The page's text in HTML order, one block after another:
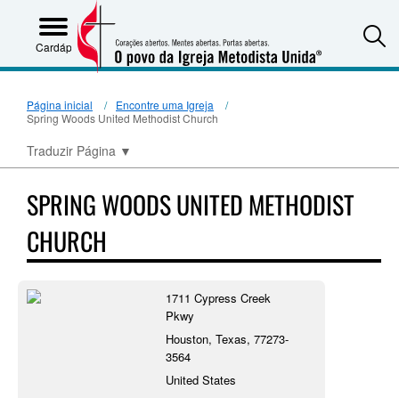
Cardápio
Página inicial
Encontre uma Igreja
Spring Woods United Methodist Church
Traduzir Página ▼
SPRING WOODS UNITED METHODIST
CHURCH
1711 Cypress Creek
Pkwy
Houston, Texas, 77273-
3564
United States